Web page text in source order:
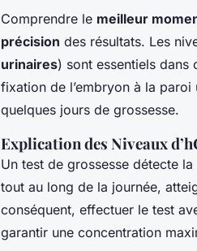
Comprendre le meilleur
précision des résultats. Les
urinaires) sont essentiels dans
fixation de l’embryon à la paroi
quelques jours de grossesse.
Explication des Niveaux
Un test de grossesse détecte la
tout au long de la journée,
conséquent, effectuer le test
garantir une concentration